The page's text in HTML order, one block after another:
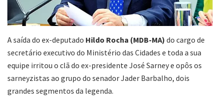
A saída do ex-deputado Hildo Rocha (MDB-MA) do cargo de
secretário executivo do Ministério das Cidades e toda a sua
equipe irritou o clã do ex-presidente José Sarney e opôs os
sarneyzistas ao grupo do senador Jader Barbalho, dois
grandes segmentos da legenda.